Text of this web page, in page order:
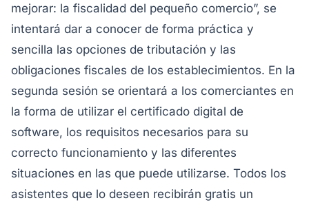
mejorar: la fiscalidad del pequeño comercio”, se
intentará dar a conocer de forma práctica y
sencilla las opciones de tributación y las
obligaciones fiscales de los establecimientos. En la
segunda sesión se orientará a los comerciantes en
la forma de utilizar el certificado digital de
software, los requisitos necesarios para su
correcto funcionamiento y las diferentes
situaciones en las que puede utilizarse. Todos los
asistentes que lo deseen recibirán gratis un